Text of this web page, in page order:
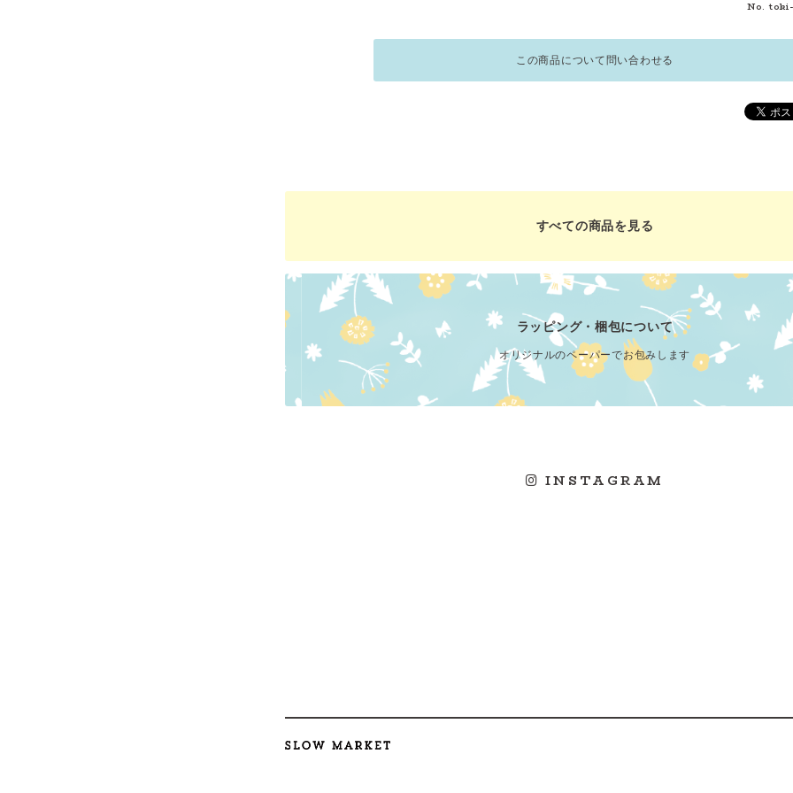
No.
この商品について問い合わせる
すべての商品を見る
ラッピング・梱包について
オリジナルのペーパーでお包みします
INSTAGRAM